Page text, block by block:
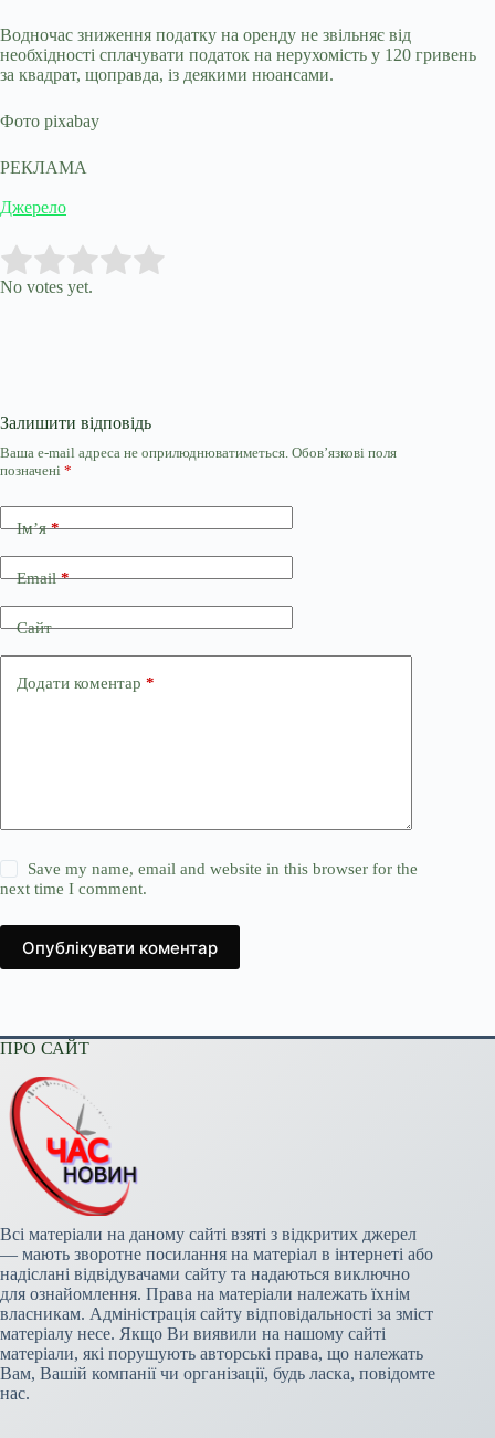
Водночас зниження податку на оренду не звільняє від
необхідності сплачувати податок на нерухомість у 120 гривень
за квадрат, щоправда, із деякими нюансами.
Фото pixabay
РЕКЛАМА
Джерело
Rate this item:
No votes yet.
Залишити відповідь
Ваша e-mail адреса не оприлюднюватиметься. Обов’язкові поля
позначені *
Ім’я*
Email*
Сайт
Додати коментар *
Save my name, email and website in this browser for the
next time I comment.
Опублікувати коментар
ПРО САЙТ
Всі матеріали на даному сайті взяті з відкритих джерел
— мають зворотне посилання на матеріал в інтернеті або
надіслані відвідувачами сайту та надаються виключно
для ознайомлення. Права на матеріали належать їхнім
власникам. Адміністрація сайту відповідальності за зміст
матеріалу несе. Якщо Ви виявили на нашому сайті
матеріали, які порушують авторські права, що належать
Вам, Вашій компанії чи організації, будь ласка, повідомте
нас.